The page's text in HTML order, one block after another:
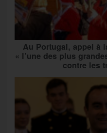
Au Portugal, appel à
« l’une des plus
contre les